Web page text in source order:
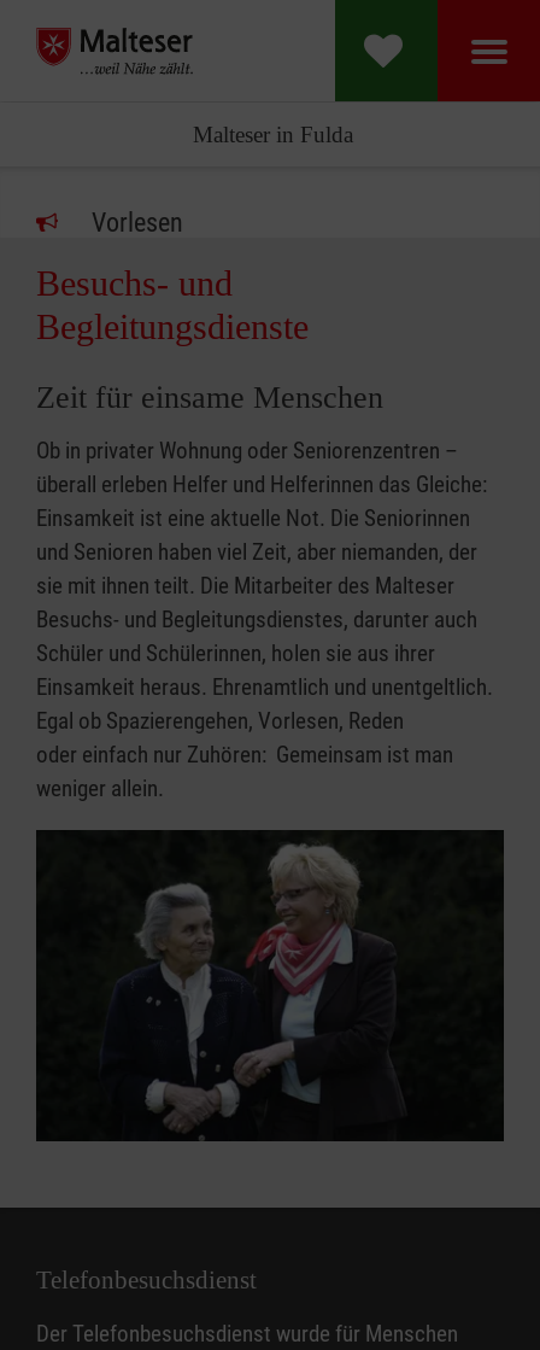
Malteser in Fulda
Vorlesen
Besuchs- und
Begleitungsdienste
Zeit für einsame Menschen
Ob in privater Wohnung oder Seniorenzentren –
überall erleben Helfer und Helferinnen das Gleiche:
Einsamkeit ist eine aktuelle Not. Die Seniorinnen
und Senioren haben viel Zeit, aber niemanden, der
sie mit ihnen teilt. Die Mitarbeiter des Malteser
Besuchs- und Begleitungsdienstes, darunter auch
Schüler und Schülerinnen, holen sie aus ihrer
Einsamkeit heraus. Ehrenamtlich und unentgeltlich.
Egal ob Spazierengehen, Vorlesen, Reden
oder einfach nur Zuhören: Gemeinsam ist man
weniger allein.
Telefonbesuchsdienst
Der Telefonbesuchsdienst wurde für Menschen